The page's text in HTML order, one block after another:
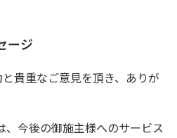
ージ
貴重なご意見を頂き、ありが
、今後の御施主様へのサービス